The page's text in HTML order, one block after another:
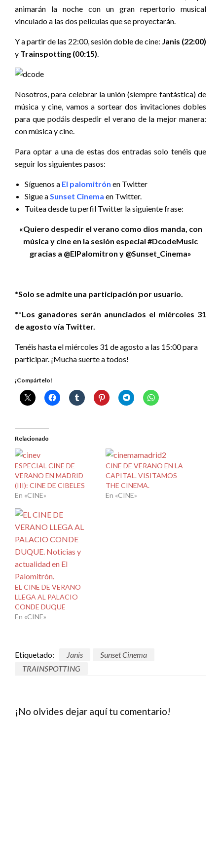
animarán la noche con un gran repertorio musical
vinculado a las dos películas que se proyectarán.
Y a partir de las 22:00, sesión doble de cine: Janis (22:00)
y Trainspotting (00:15).
Nosotros, para celebrar la unión (siempre fantástica) de
música y cine, vamos a sortear dos invitaciones dobles
para que podáis despedir el verano de la mejor manera:
con música y cine.
Para optar a una de estas dos entradas solo tenéis que
seguir los siguientes pasos:
Síguenos a El palomitrón en Twitter
Sigue aSunset Cinema en Twitter.
Tuitea desde tu perfil Twitter la siguiente frase:
«Quiero despedir el verano como dios manda, con
música y cine en la sesión especial #DcodeMusic
gracias a @ElPalomitron y @Sunset_Cinema»
*Solo se admite una participación por usuario.
**Los ganadores serán anunciados el miércoles 31
de agosto vía Twitter.
Tenéis hasta el miércoles 31 de agosto a las 15:00 para
participar. ¡Mucha suerte a todos!
¡Compártelo!
Relacionado
ESPECIAL CINE DE
VERANO EN MADRID
(III): CINE DE CIBELES
En «CINE»
CINE DE VERANO EN LA
CAPITAL. VISITAMOS
THE CINEMA.
En «CINE»
EL CINE DE VERANO
LLEGA AL PALACIO
CONDE DUQUE
En «CINE»
Etiquetado: Janis
Sunset Cinema
TRAINSPOTTING
¡No olvides dejar aquí tu comentario!